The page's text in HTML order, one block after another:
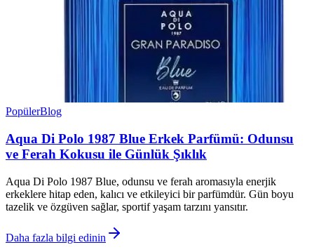
PopülerBlog
Aqua Di Polo 1987 Blue Erkek Parfümü: Odunsu
ve Ferah Kokusu ile Günlük Şıklık
Aqua Di Polo 1987 Blue, odunsu ve ferah aromasıyla enerjik
erkeklere hitap eden, kalıcı ve etkileyici bir parfümdür. Gün boyu
tazelik ve özgüven sağlar, sportif yaşam tarzını yansıtır.
Daha fazla bilgi edinin